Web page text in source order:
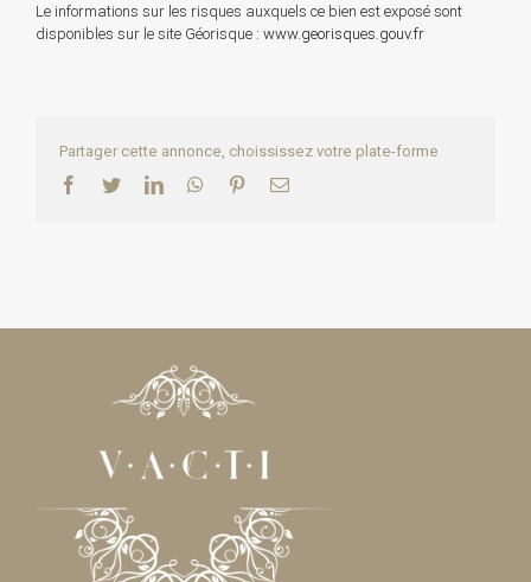
Le informations sur les risques auxquels ce bien est exposé sont
disponibles sur le site Géorisque : www.georisques.gouv.fr
Partager cette annonce, choississez votre plate-forme
Facebook
TwitterLinkedInWhatsApp
PinterestEmail